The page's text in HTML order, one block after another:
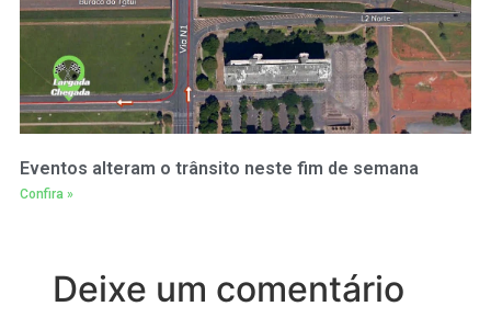
Eventos alteram o trânsito neste fim de semana
Confira »
Deixe um comentário